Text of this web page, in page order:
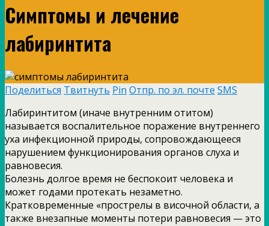
Симптомы и лечение
лабиринтита
Поделиться Твитнуть Pin Отпр. по эл. почте SMS
Лабиринтитом (иначе внутренним отитом)
называется воспалительное поражение внутреннего
уха инфекционной природы, сопровождающееся
нарушением функционирования органов слуха и
равновесия.
Болезнь долгое время не беспокоит человека и
может годами протекать незаметно.
Кратковременные «прострелы в височной области, а
также внезапные моменты потери равновесия — это